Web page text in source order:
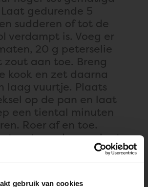
gebruik van cookies
gedurende 5
sudderen of tot de
verdampt is. Voeg er
20 g peterselie
zout aan toe. Breng
kook en zet daarna
laag vuurtje. Plaats
op de pan en laat
een tiental minuten
Roer af en toe.
water erdoor en laat